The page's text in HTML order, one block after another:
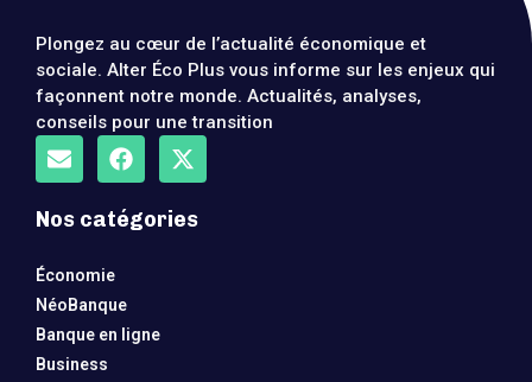
Plongez au cœur de l’actualité économique et
sociale. Alter Éco Plus vous informe sur les enjeux qui
façonnent notre monde. Actualités, analyses,
conseils pour une transition
Nos catégories
Économie
NéoBanque
Banque en ligne
Business